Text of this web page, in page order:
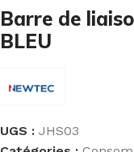
Barre de
BLEU
UGS : JHS03